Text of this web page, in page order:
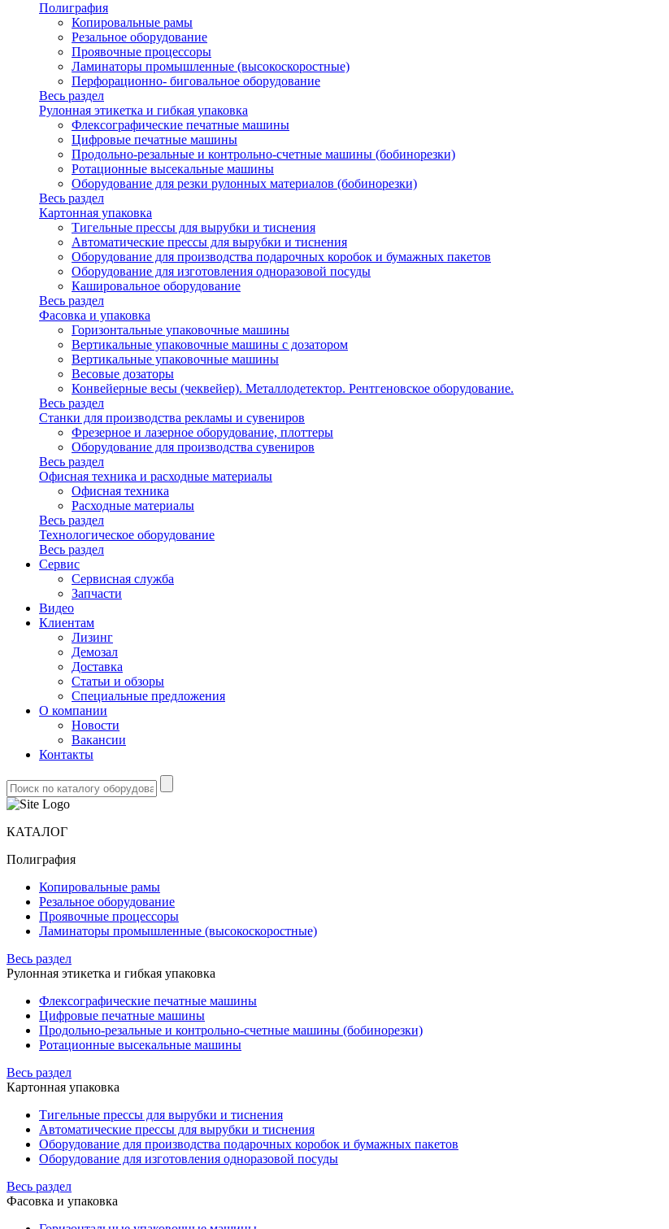
Полиграфия
Копировальные рамы
Резальное оборудование
Проявочные процессоры
Ламинаторы промышленные (высокоскоростные)
Перфорационно- биговальное оборудование
Весь раздел
Рулонная этикетка и гибкая упаковка
Флексографические печатные машины
Цифровые печатные машины
Продольно-резальные и контрольно-счетные машины (бобинорезки)
Ротационные высекальные машины
Оборудование для резки рулонных материалов (бобинорезки)
Весь раздел
Картонная упаковка
Тигельные прессы для вырубки и тиснения
Автоматические прессы для вырубки и тиснения
Оборудование для производства подарочных коробок и бумажных пакетов
Оборудование для изготовления одноразовой посуды
Кашировальное оборудование
Весь раздел
Фасовка и упаковка
Горизонтальные упаковочные машины
Вертикальные упаковочные машины с дозатором
Вертикальные упаковочные машины
Весовые дозаторы
Конвейерные весы (чеквейер). Металлодетектор. Рентгеновское оборудование.
Весь раздел
Станки для производства рекламы и сувениров
Фрезерное и лазерное оборудование, плоттеры
Оборудование для производства сувениров
Весь раздел
Офисная техника и расходные материалы
Офисная техника
Расходные материалы
Весь раздел
Технологическое оборудование
Весь раздел
Сервис
Сервисная служба
Запчасти
Видео
Клиентам
Лизинг
Демозал
Доставка
Статьи и обзоры
Специальные предложения
О компании
Новости
Вакансии
Контакты
КАТАЛОГ
Полиграфия
Копировальные рамы
Резальное оборудование
Проявочные процессоры
Ламинаторы промышленные (высокоскоростные)
Весь раздел
Рулонная этикетка и гибкая упаковка
Флексографические печатные машины
Цифровые печатные машины
Продольно-резальные и контрольно-счетные машины (бобинорезки)
Ротационные высекальные машины
Весь раздел
Картонная упаковка
Тигельные прессы для вырубки и тиснения
Автоматические прессы для вырубки и тиснения
Оборудование для производства подарочных коробок и бумажных пакетов
Оборудование для изготовления одноразовой посуды
Весь раздел
Фасовка и упаковка